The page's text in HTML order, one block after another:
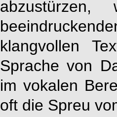
klangvollen
Sprache von
im vokalen
oft die Spreu